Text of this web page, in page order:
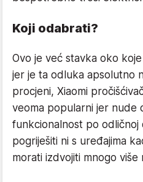
Koji odabrati?
Ovo je već stavka oko
jer je ta odluka apsolutno
procjeni, Xiaomi
veoma popularni jer nude
funkcionalnost po odličnoj
pogriješiti ni s uređajima
morati izdvojiti mnogo više